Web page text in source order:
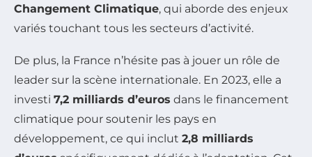
Changement Climatique, qui aborde des enjeux
variés touchant tous les secteurs d’activité.
De plus, la France n’hésite pas à jouer un rôle de
leader sur la scène internationale. En 2023, elle a
investi 7,2 milliards d’euros dans le financement
climatique pour soutenir les pays en
développement, ce qui inclut 2,8 milliards